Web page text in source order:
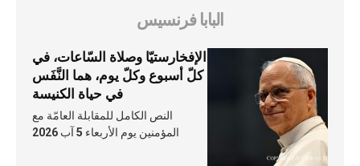
البابا فرنسيس
الإفخارستيّا وصلاة السّاعات، في
كلّ أسبوع وكلّ يوم، هما النَّفَس
في حياة الكنيسة
النص الكامل للمقابلة العامّة مع
المؤمنين يوم الأربعاء 5 آب 2026